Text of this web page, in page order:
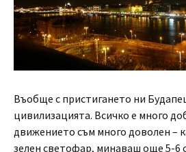
Въобще с пристигането ни
цивилизацията. Всичко е много
движението съм много доволен –
зелен светофар, минаваш още 5-6